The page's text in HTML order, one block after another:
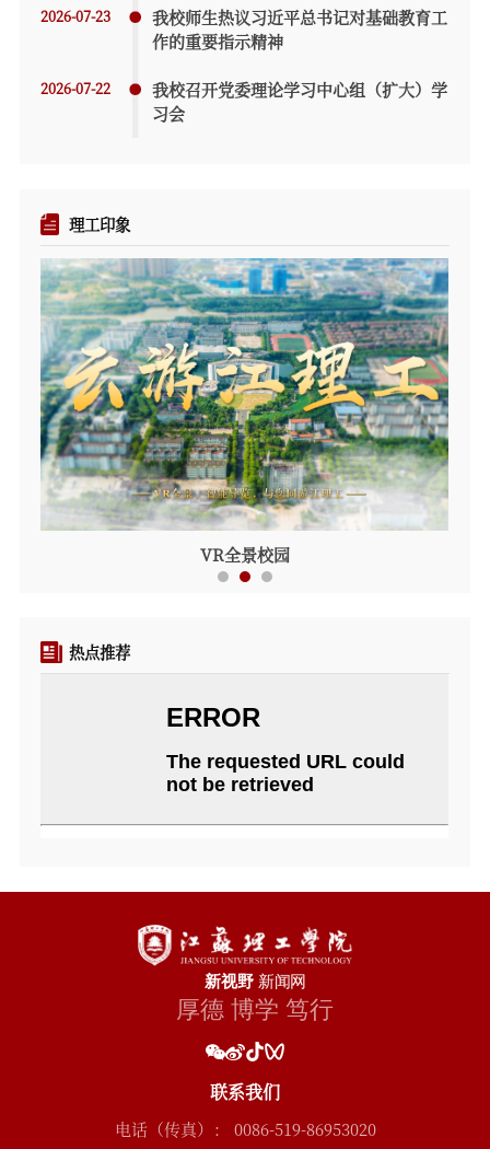
2026-07-23
我校师生热议习近平总书记对基础教育工
作的重要指示精神
2026-07-22
我校召开党委理论学习中心组（扩大）学
习会
理工印象
VR全景校园
热点推荐
联系我们
电话（传真）： 0086-519-86953020